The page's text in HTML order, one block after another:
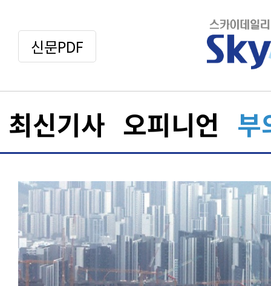
신문PDF
최신기사 오피니언 부